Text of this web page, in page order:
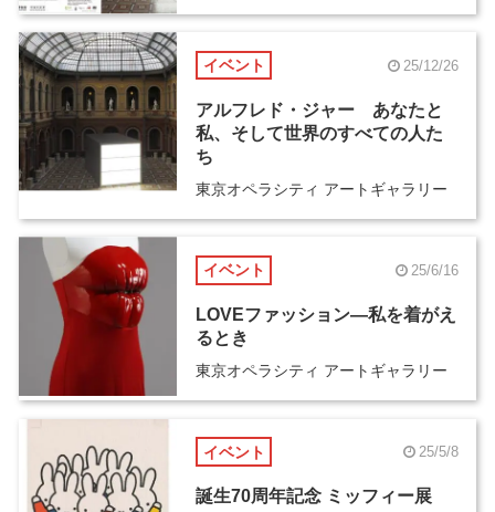
イベント 25/12/26
アルフレド・ジャー あなたと
私、そして世界のすべての人た
ち
東京オペラシティ アートギャラリー
イベント 25/6/16
LOVEファッション―私を着がえ
るとき
東京オペラシティ アートギャラリー
イベント 25/5/8
誕生70周年記念 ミッフィー展